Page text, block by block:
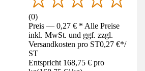
(0)
Preis — 0,27 € * Alle Preise
inkl. MwSt. und ggf. zzgl.
Versandkosten pro ST0,27 €*/
ST
Entspricht 168,75 € pro